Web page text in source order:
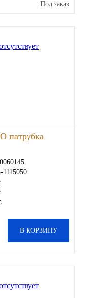
Под заказ
патрубка
1115050
В КОРЗИНУ